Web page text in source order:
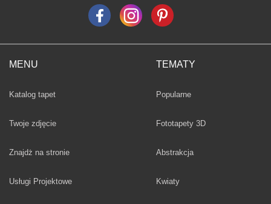
MENU
Katalog tapet
Twoje zdjęcie
Znajdż na stronie
Usługi Projektowe
TEMATY
Fototapety
Popularne
Fototapety 3D
Fototapety
Abstrakcja
Fototapety
Kwiaty